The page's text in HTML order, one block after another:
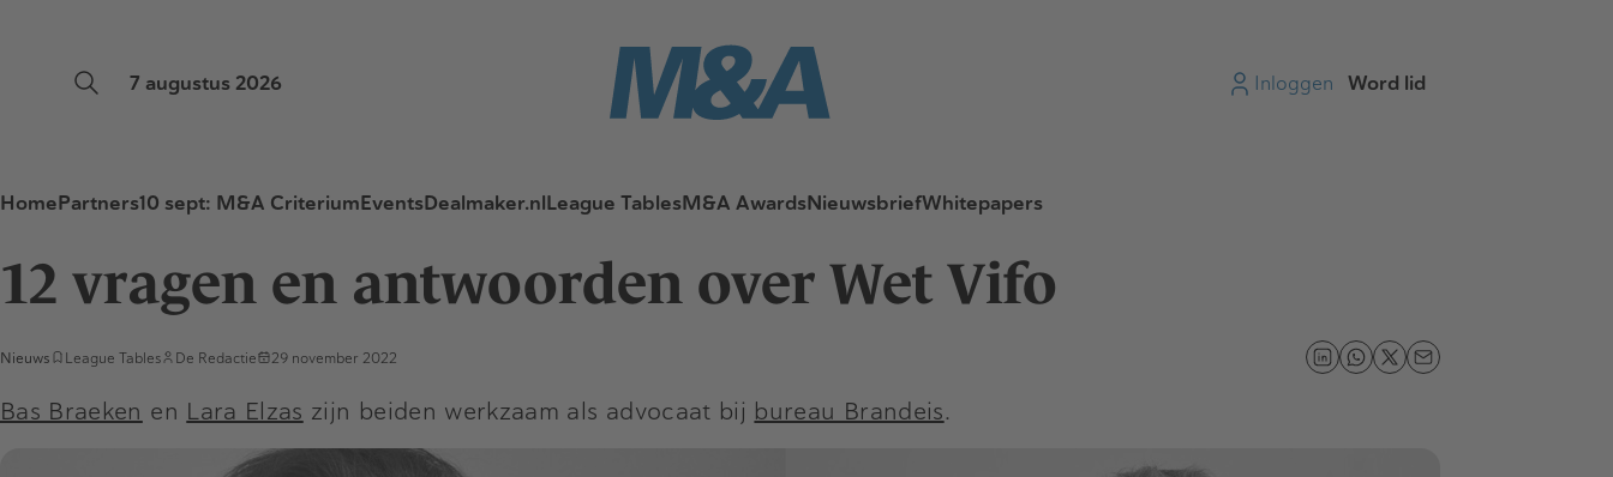
7 augustus 2026 Inloggen Word lid
HomePartners10 sept: M&A CriteriumEventsDealmaker.nlLeague TablesM&A AwardsNieuwsbriefWhitepapers
12 vragen en antwoorden over Wet Vifo
Nieuws League Tables De Redactie 29 november 2022
Bas Braeken en Lara Elzas zijn beiden werkzaam als advocaat bij bureau Brandeis.